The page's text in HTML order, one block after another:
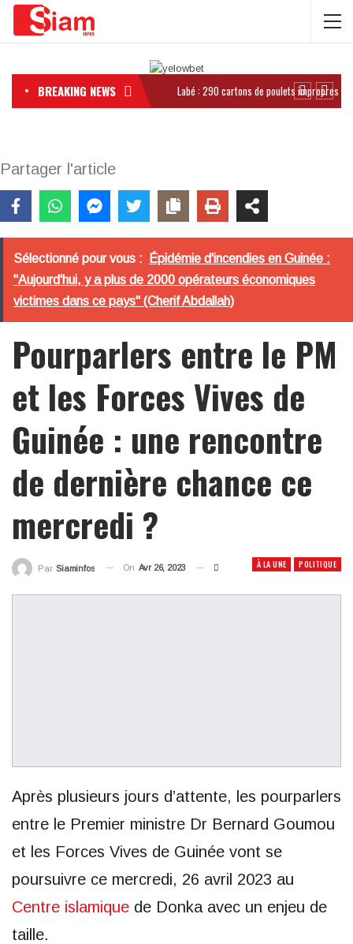
BREAKING NEWS
Partager l'article
Sélectionné pour vous :
Épidémie d'incendies en Guinée :
"Aujourd'hui, y a plus de 2000 opérateurs économiques
victimes dans ce pays" (Cherif Abdallah)
Pourparlers entre le PM
et les Forces Vives de
Guinée : une rencontre
de dernière chance ce
mercredi ?
À LA UNE POLITIQUE
Par Siaminfos On Avr 26, 2023
Après plusieurs jours d’attente, les pourparlers
entre le Premier ministre Dr Bernard Goumou
et les Forces Vives de Guinée vont se
poursuivre ce mercredi, 26 avril 2023 au
Centre islamique de Donka avec un enjeu de
taille.